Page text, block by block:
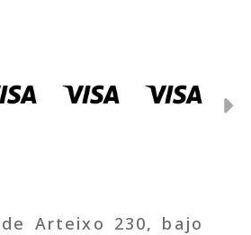
Arteixo 230, bajo